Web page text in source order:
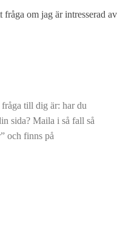
om jag är intresserad av
till dig är: har du
sida? Maila i så fall så
och finns på